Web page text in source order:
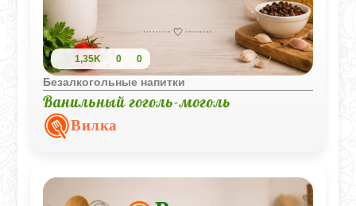
1,35K 0 0
Безалкогольные напитки
Ванильный гоголь-моголь
Вилка